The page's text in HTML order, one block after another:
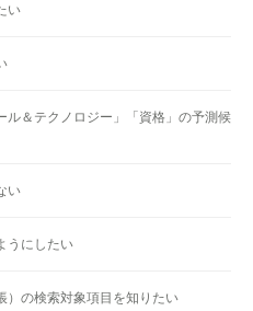
い
ル＆テクノロジー」「資格」の予測候
い
うにしたい
）の検索対象項目を知りたい